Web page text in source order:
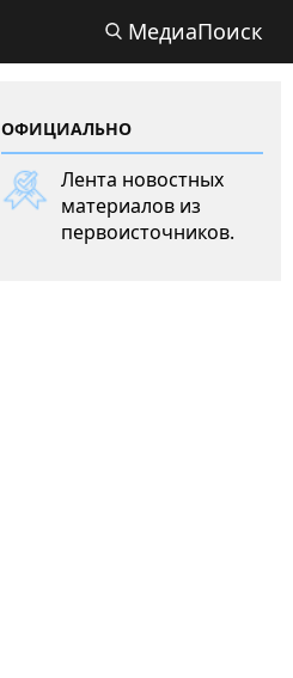
МедиаПоиск
ОФИЦИАЛЬНО
Лента новостных
материалов из
первоисточников.